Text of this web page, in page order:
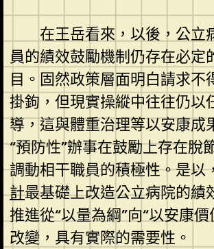
在王岳看來，以後，公立
員的績效鼓勵機制仍存在必定
目。固然政策層面明白請求不
掛鉤，但現實操縱中往往仍以
導，這與體重治理等以安康成
“預防性”辦事在鼓勵上存在脫
調動相干職員的積極性。是以
計最基礎上改造公立病院的績
推進從“以量為綱”向“以安康
改變，具有實際的需要性。